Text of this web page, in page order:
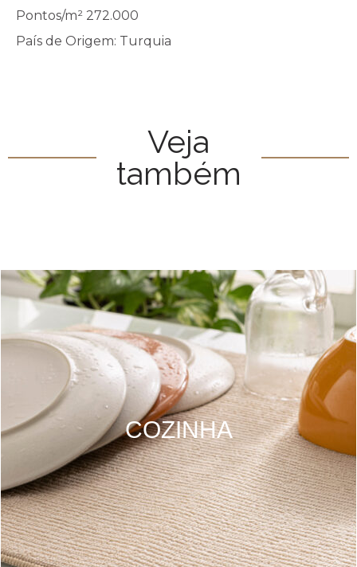
Pontos/m² 272.000
País de Origem: Turquia
Veja
também
COZINHA